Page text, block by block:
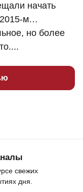
начать
м…
но более
свежих
дня.